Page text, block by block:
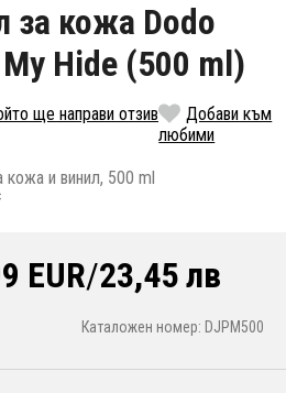
за кожа Dodo
Hide (500 ml)
ще направи отзив
Добави към
любими
кожа и винил, 500 ml
EUR/23,45 лв
Каталожен номер: DJPM500